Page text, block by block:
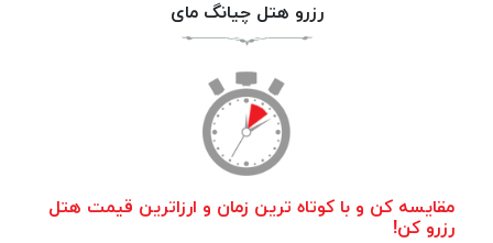
رزرو هتل چیانگ مای
مقایسه کن و با کوتاه ترین زمان و ارزاترین قیمت هتل
رزرو کن!